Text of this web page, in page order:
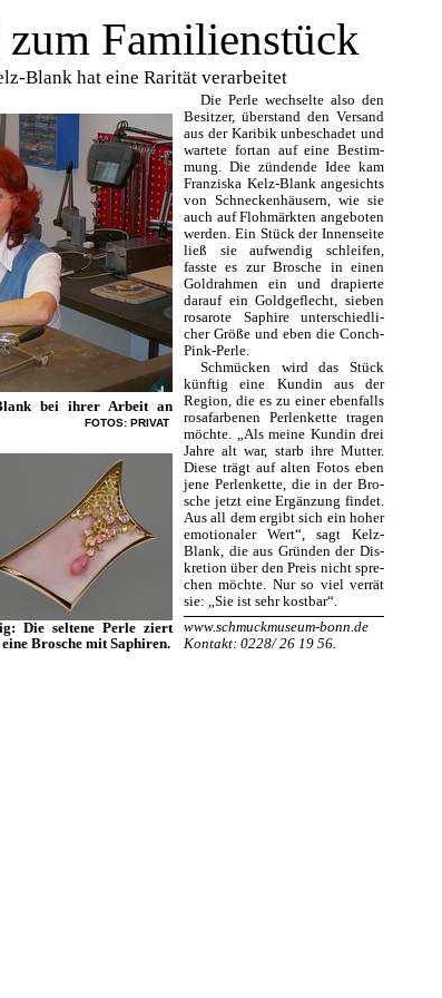
Familienstück
Blank hat eine Rarität verarbeitet
bei ihrer Arbeit an
FOTOS: PRIVAT
Die seltene Perle ziert
Brosche mit Saphiren.
Die Perle wechselte also den
Besitzer, überstand den Versand
aus der Karibik unbeschadet und
wartete fortan auf eine Bestim­
mung. Die zündende Idee kam
Franziska Kelz-Blank angesichts
von Schneckenhäusern, wie sie
auch auf Flohmärkten angeboten
werden. Ein Stück der Innenseite
ließ sie aufwendig schleifen,
fass­te es zur Brosche in einen
Gold­rahmen ein und drapierte
darauf ein Goldgeflecht, sieben
rosarote Saphire unterschied­li­
cher Größe und eben die Conch-
Pink-Perle.
Schmücken wird das Stück
künftig eine Kundin aus der
Region, die es zu einer ebenfalls
rosafarbenen Perlenkette tragen
möchte. „Als meine Kundin drei
Jahre alt war, starb ihre Mutter.
Diese trägt auf alten Fotos eben
jene Perlenkette, die in der Bro­
sche jetzt eine Ergänzung findet.
Aus all dem ergibt sich ein hoher
emotionaler Wert“, sagt Kelz-
Blank, die aus Gründen der Dis­
kretion über den Preis nicht spre­
chen möchte. Nur so viel verrät
sie: „Sie ist sehr kostbar“.
www.schmuckmuseum-bonn.de
Kontakt: 0228/ 26 19 56.